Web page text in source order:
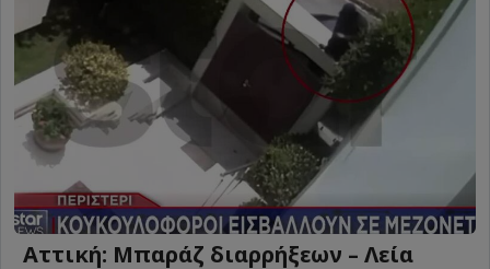
Αττική: Μπαράζ διαρρήξεων – Λεία